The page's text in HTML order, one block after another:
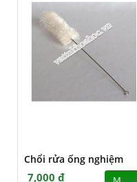
Chổi rửa ống nghiệm
7,000 đ